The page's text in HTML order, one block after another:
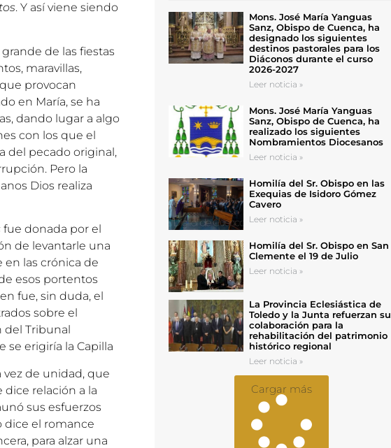
. Y así viene siendo
de las fiestas
maravillas,
provocan
en María, se ha
dando lugar a algo
con los que el
del pecado original,
Pero la
Dios realiza
fue donada por el
de levantarle una
en las crónica de
esos portentos
fue, sin duda, el
sobre el
Tribunal
se erigiría la Capilla
de unidad, que
relación a la
sus esfuerzos
dice el romance
para alzar una
Mons. José María Yanguas
Sanz, Obispo de Cuenca, ha
designado los siguientes
destinos pastorales para los
Diáconos durante el curso
2026-2027
Leer noticia »
Mons. José María Yanguas
Sanz, Obispo de Cuenca, ha
realizado los siguientes
Nombramientos Diocesanos
Leer noticia »
Homilía del Sr. Obispo en las
Exequias de Isidoro Gómez
Cavero
Leer noticia »
Homilía del Sr. Obispo en San
Clemente el 19 de Julio
Leer noticia »
La Provincia Eclesiástica de
Toledo y la Junta refuerzan su
colaboración para la
rehabilitación del patrimonio
histórico regional
Leer noticia »
Cargar más